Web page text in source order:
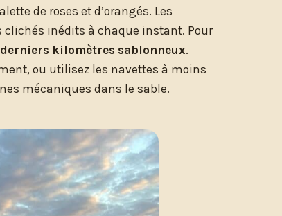
de roses et d’orangés. Les
inédits à chaque instant. Pour
kilomètres sablonneux.
ou utilisez les navettes à moins
mécaniques dans le sable.